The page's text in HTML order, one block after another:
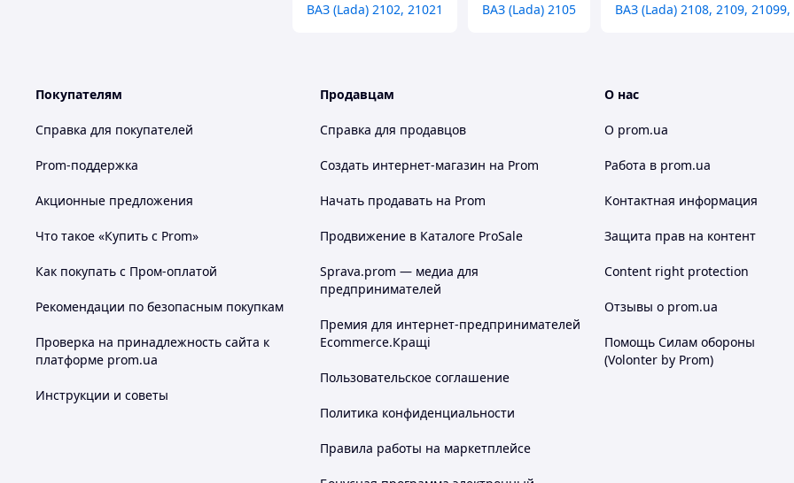
ВАЗ (Lada) 2102, 21021 ВАЗ (Lada) 2105 ВАЗ (Lada) 2108, 2109,
Покупателям
Справка для покупателей
Prom-поддержка
Акционные предложения
Что такое «Купить с Prom»
Как покупать с Пром-оплатой
Рекомендации по безопасным покупкам
Проверка на принадлежность сайта к
платформе prom.ua
Инструкции и советы
Продавцам
Справка для продавцов
Создать интернет-магазин на Prom
Начать продавать на Prom
Продвижение в Каталоге ProSale
Sprava.prom — медиа для
предпринимателей
Премия для интернет-предпринимателей
Ecommerce.Кращі
Пользовательское соглашение
Политика конфиденциальности
Правила работы на маркетплейсе
О нас
О prom.ua
Работа в prom.ua
Контактная информация
Защита прав на контент
Content right protection
Отзывы о prom.ua
Помощь Силам обороны
(Volonter by Prom)